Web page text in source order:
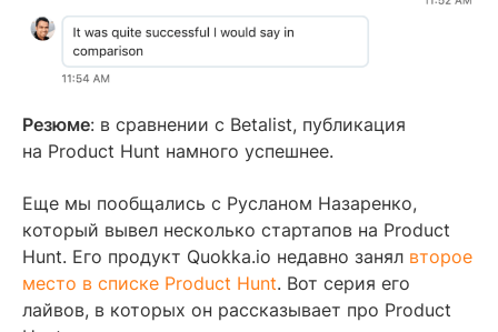
Резюме: в сравнении с Betalist, публикация
на Product Hunt намного успешнее.
Еще мы пообщались с Русланом Назаренко,
который вывел несколько стартапов на Product
Hunt. Его продукт Quokka.io недавно занял второе
место в списке Product Hunt. Вот серия его
лайвов, в которых он рассказывает про Product